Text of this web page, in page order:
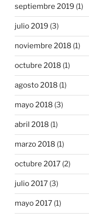
septiembre 2019 (1)
julio 2019 (3)
noviembre 2018 (1)
octubre 2018 (1)
agosto 2018 (1)
mayo 2018 (3)
abril 2018 (1)
marzo 2018 (1)
octubre 2017 (2)
julio 2017 (3)
mayo 2017 (1)